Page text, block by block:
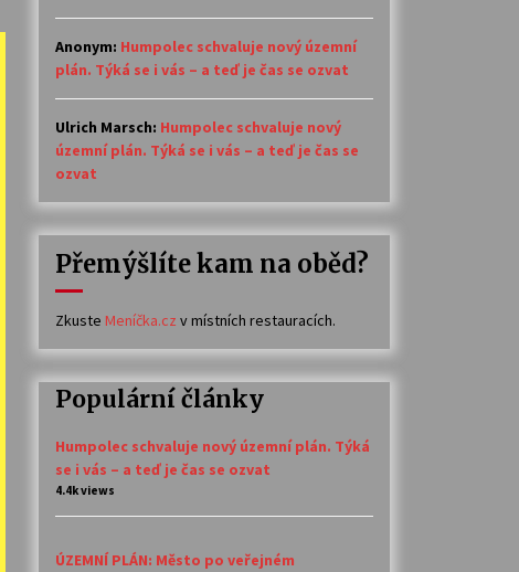
Anonym: Humpolec schvaluje nový územní
plán. Týká se i vás – a teď je čas se ozvat
Ulrich Marsch: Humpolec schvaluje nový
územní plán. Týká se i vás – a teď je čas se
ozvat
Přemýšlíte kam na oběd?
Zkuste Meníčka.cz v místních restauracích.
Populární články
Humpolec schvaluje nový územní plán. Týká
se i vás – a teď je čas se ozvat
4.4k views
ÚZEMNÍ PLÁN: Město po veřejném